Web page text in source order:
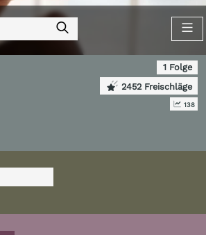
1 Folge
2452 Freischläge
138